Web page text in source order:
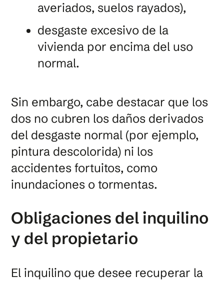
averiados, suelos rayados),
desgaste excesivo de la
vivienda por encima del uso
normal.
Sin embargo, cabe destacar que los
dos no cubren los daños derivados
del desgaste normal (por ejemplo,
pintura descolorida) ni los
accidentes fortuitos, como
inundaciones o tormentas.
Obligaciones del inquilino
y del propietario
El inquilino que desee recuperar la